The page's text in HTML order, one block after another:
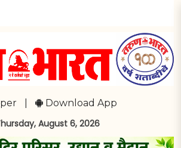
Download App
August 6, 2026